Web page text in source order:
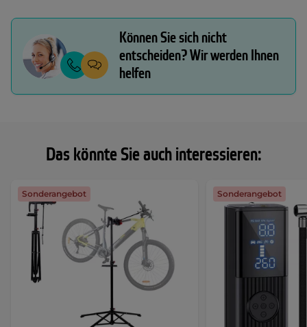
Das könnte Sie auch interessieren:
Sonderangebot Sonderangebot
Können Sie sich nicht
entscheiden? Wir werden Ihnen
helfen